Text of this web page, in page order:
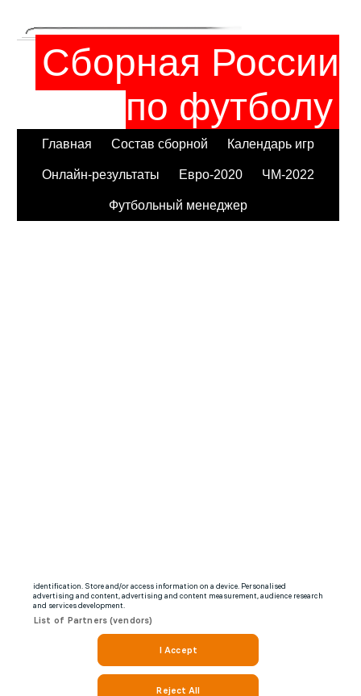
Сборная России
по футболу
Главная Состав сборной Календарь игр
Онлайн-результаты Евро-2020 ЧМ-2022
Футбольный менеджер